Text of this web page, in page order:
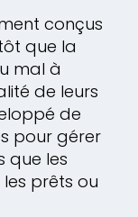
conçus
que la
mal à
de leurs
de
pour gérer
que les
prêts ou